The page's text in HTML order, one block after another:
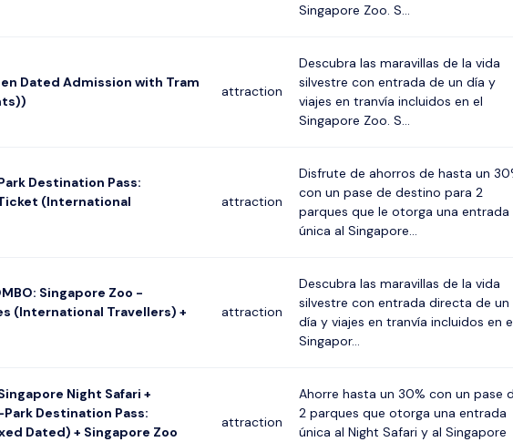
Singapore Zoo. S...
Dated Admission with Tram
attraction
Descubra las maravillas de la vida
silvestre con entrada de un día y
viajes en tranvía incluidos en el
Singapore Zoo. S...
Destination Pass:
(International
attraction
Disfrute de ahorros de hasta un
con un pase de destino para 2
parques que le otorga una entrada
única al Singapore...
Singapore Zoo -
(International Travellers) +
attraction
Descubra las maravillas de la vida
silvestre con entrada directa de un
día y viajes en tranvía incluidos en
Singapor...
Night Safari +
Destination Pass:
Dated) + Singapore Zoo
attraction
Ahorre hasta un 30% con un pase
2 parques que otorga una entrada
única al Night Safari y al Singapore